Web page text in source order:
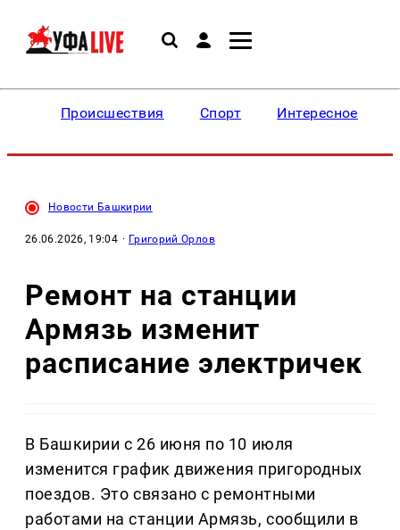
Происшествия Спорт Интересное
Новости Башкирии
26.06.2026, 19:04 · Григорий Орлов
Ремонт на станции
Армязь изменит
расписание электричек
В Башкирии с 26 июня по 10 июля
изменится график движения пригородных
поездов. Это связано с ремонтными
работами на станции Армязь, сообщили в